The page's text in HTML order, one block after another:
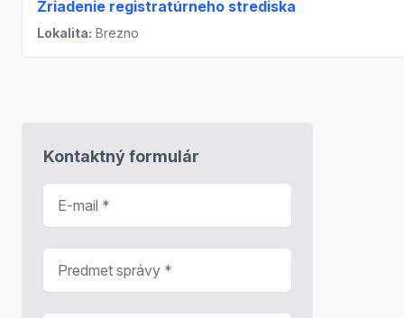
Zriadenie registratúrneho strediska
Lokalita: Brezno
Kontaktný formulár